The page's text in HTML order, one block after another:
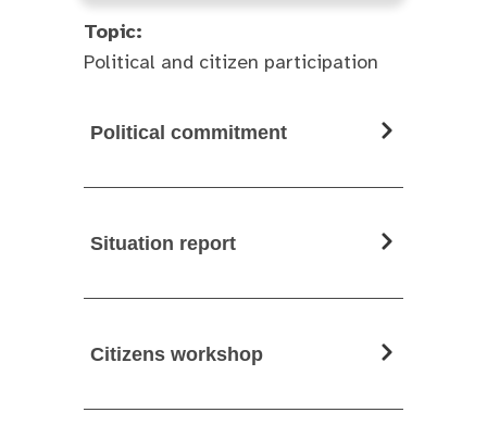
Topic:
Political and citizen participation
Political commitment
Situation report
Citizens workshop